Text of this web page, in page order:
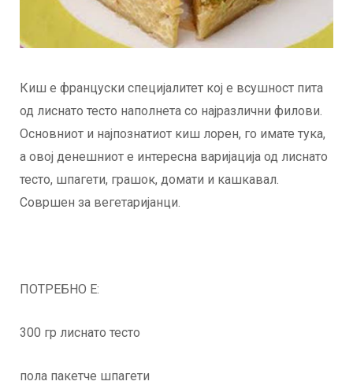
Киш е француски специјалитет кој е всушност пита
од лиснато тесто наполнета со најразлични филови.
Основниот и најпознатиот киш лорен, го имате тука,
а овој денешниот е интересна варијација од лиснато
тесто, шпагети, грашок, домати и кашкавал.
Совршен за вегетаријанци.
ПОТРЕБНО Е:
300 гр лиснато тесто
пола пакетче шпагети